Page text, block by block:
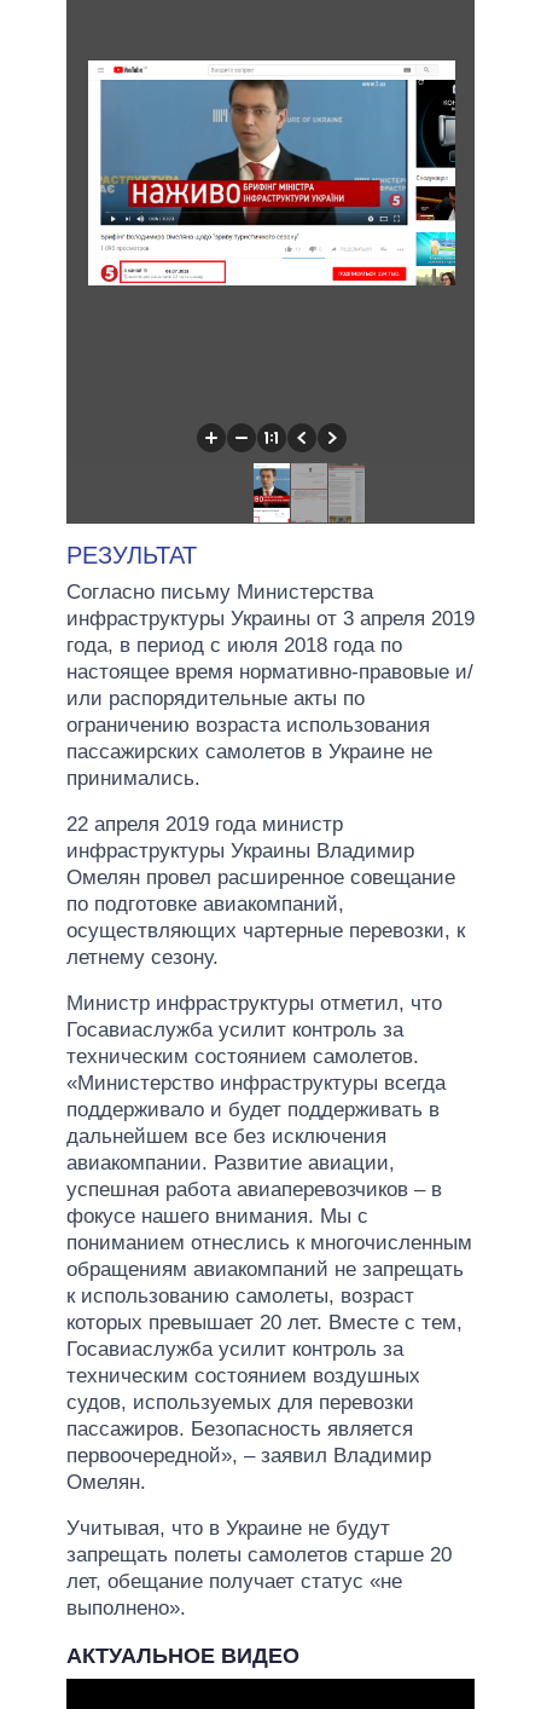
РЕЗУЛЬТАТ
Согласно письму Министерства
инфраструктуры Украины от 3 апреля 2019
года, в период с июля 2018 года по
настоящее время нормативно-правовые и/
или распорядительные акты по
ограничению возраста использования
пассажирских самолетов в Украине не
принимались.
22 апреля 2019 года министр
инфраструктуры Украины Владимир
Омелян провел расширенное совещание
по подготовке авиакомпаний,
осуществляющих чартерные перевозки, к
летнему сезону.
Министр инфраструктуры отметил, что
Госавиаслужба усилит контроль за
техническим состоянием самолетов.
«Министерство инфраструктуры всегда
поддерживало и будет поддерживать в
дальнейшем все без исключения
авиакомпании. Развитие авиации,
успешная работа авиаперевозчиков – в
фокусе нашего внимания. Мы с
пониманием отнеслись к многочисленным
обращениям авиакомпаний не запрещать
к использованию самолеты, возраст
которых превышает 20 лет. Вместе с тем,
Госавиаслужба усилит контроль за
техническим состоянием воздушных
судов, используемых для перевозки
пассажиров. Безопасность является
первоочередной», – заявил Владимир
Омелян.
Учитывая, что в Украине не будут
запрещать полеты самолетов старше 20
лет, обещание получает статус «не
выполнено».
АКТУАЛЬНОЕ ВИДЕО